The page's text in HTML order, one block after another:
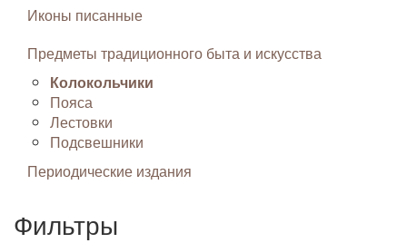
Иконы писанные
Предметы традиционного быта и искусства
Колокольчики
Пояса
Лестовки
Подсвешники
Периодические издания
Фильтры